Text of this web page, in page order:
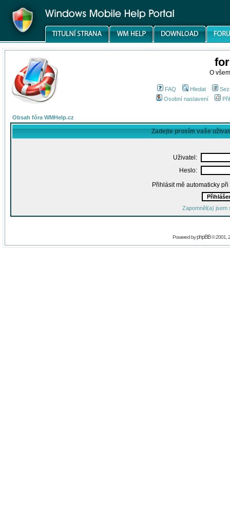
O
FAQ Hledat
Osobní nastavení
Obsah fóra WMHelp.cz
Zadejte prosím vaše
Uživatel:
Heslo:
Přihlásit mě automaticky
Zapomněl(a) jsem
Powered byphpBB© 2001,